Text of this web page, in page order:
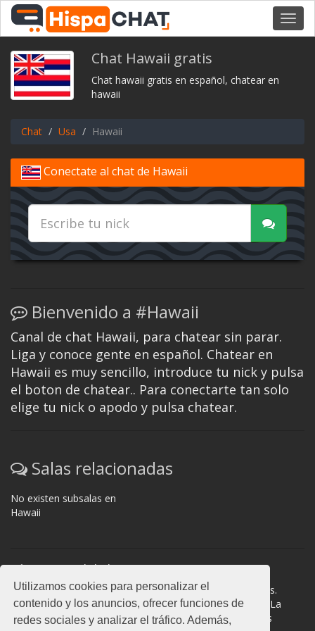
Utilizamos cookies para personalizar el
contenido y los anuncios, ofrecer funciones de
redes sociales y analizar el tráfico. Además,
Chat Hawaii gratis
Chat hawaii gratis en español, chatear en
hawaii
Chat Usa Hawaii
Conectate al chat de Hawaii
Bienvenido a #Hawaii
Canal de chat Hawaii, para chatear sin parar.
Liga y conoce gente en español. Chatear en
Hawaii es muy sencillo, introduce tu nick y pulsa
el boton de chatear.. Para conectarte tan solo
elige tu nick o apodo y pulsa chatear.
Salas relacionadas
No existen subsalas en
Hawaii
Normas del chat
#Hawaii es una sala donde participan cientos de personas.
Mantén la educación y compórtate como en la vida real. La
privacidad de los usuarios es muy importante, no facilites